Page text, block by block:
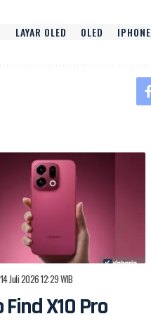
LAYAR OLED OLED IPHONE
14 Juli 2026 12:29 WIB
Find X10 Pro